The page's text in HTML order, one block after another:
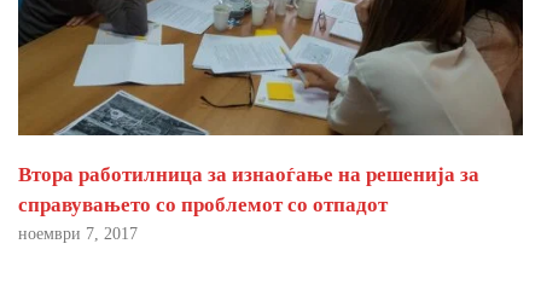
Втора работилница за изнаоѓање на решенија за
справувањето со проблемот со отпадот
ноември 7, 2017